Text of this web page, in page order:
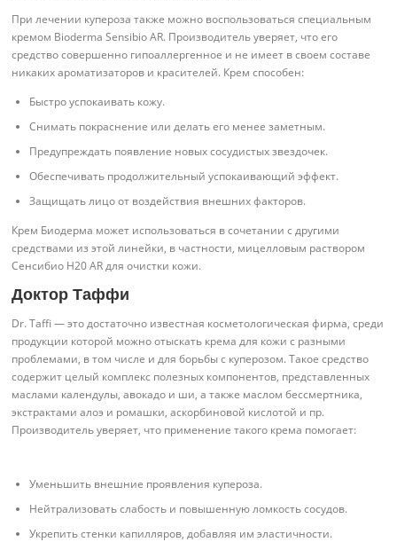
При лечении купероза также можно воспользоваться специальным
кремом Bioderma Sensibio AR. Производитель уверяет, что его
средство совершенно гипоаллергенное и не имеет в своем составе
никаких ароматизаторов и красителей. Крем способен:
Быстро успокаивать кожу.
Снимать покраснение или делать его менее заметным.
Предупреждать появление новых сосудистых звездочек.
Обеспечивать продолжительный успокаивающий эффект.
Защищать лицо от воздействия внешних факторов.
Крем Биодерма может использоваться в сочетании с другими
средствами из этой линейки, в частности, мицелловым раствором
Сенсибио Н20 AR для очистки кожи.
Доктор Таффи
Dr. Taffi — это достаточно известная косметологическая фирма, среди
продукции которой можно отыскать крема для кожи с разными
проблемами, в том числе и для борьбы с куперозом. Такое средство
содержит целый комплекс полезных компонентов, представленных
маслами календулы, авокадо и ши, а также маслом бессмертника,
экстрактами алоэ и ромашки, аскорбиновой кислотой и пр.
Производитель уверяет, что применение такого крема помогает:
Уменьшить внешние проявления купероза.
Нейтрализовать слабость и повышенную ломкость сосудов.
Укрепить стенки капилляров, добавляя им эластичности.